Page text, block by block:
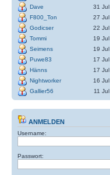
Dave
31 Jul
F800_Ton
27 Jul
Godicser
22 Jul
Tommi
19 Jul
Seimens
19 Jul
Puwe83
17 Jul
Hänns
17 Jul
Nightworker
16 Jul
Gallier56
11 Jul
ANMELDEN
Username:
Passwort: